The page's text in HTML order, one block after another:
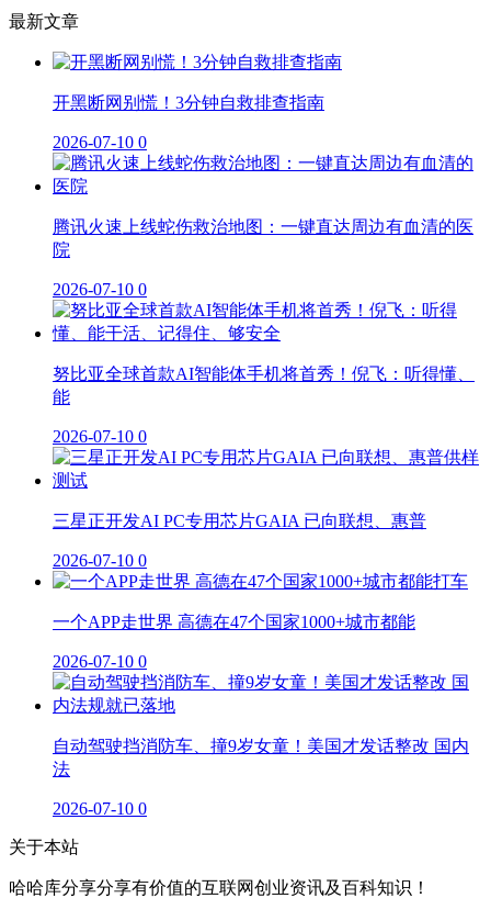
最新文章
开黑断网别慌！3分钟自救排查指南
2026-07-10 0
腾讯火速上线蛇伤救治地图：一键直达周边有血清的医
院
2026-07-10 0
努比亚全球首款AI智能体手机将首秀！倪飞：听得懂、
能
2026-07-10 0
三星正开发AI PC专用芯片GAIA 已向联想、惠普
2026-07-10 0
一个APP走世界 高德在47个国家1000+城市都能
2026-07-10 0
自动驾驶挡消防车、撞9岁女童！美国才发话整改 国内
法
2026-07-10 0
关于本站
哈哈库分享分享有价值的互联网创业资讯及百科知识！